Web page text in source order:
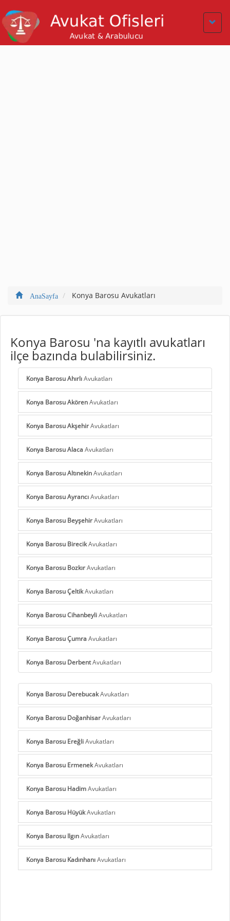
AnaSayfa Konya Barosu Avukatları
Konya Barosu 'na kayıtlı avukatları
ilçe bazında bulabilirsiniz.
Konya Barosu AhırlıAvukatları
Konya Barosu AkörenAvukatları
Konya Barosu AkşehirAvukatları
Konya Barosu AlacaAvukatları
Konya Barosu AltınekinAvukatları
Konya Barosu AyrancıAvukatları
Konya Barosu BeyşehirAvukatları
Konya Barosu BirecikAvukatları
Konya Barosu BozkırAvukatları
Konya Barosu ÇeltikAvukatları
Konya Barosu CihanbeyliAvukatları
Konya Barosu ÇumraAvukatları
Konya Barosu DerbentAvukatları
Konya Barosu DerebucakAvukatları
Konya Barosu DoğanhisarAvukatları
Konya Barosu EreğliAvukatları
Konya Barosu ErmenekAvukatları
Konya Barosu HadimAvukatları
Konya Barosu HüyükAvukatları
Konya Barosu IlgınAvukatları
Konya Barosu KadınhanıAvukatları